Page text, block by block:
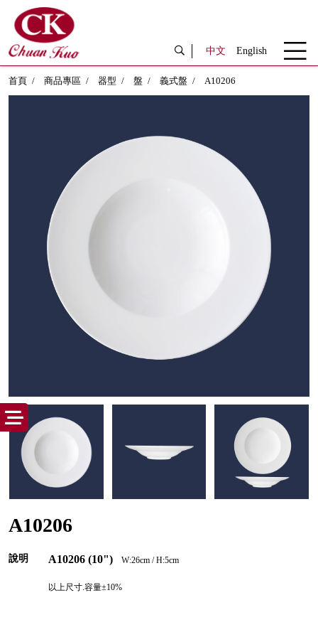
中文 English
首頁 商品專區 器型 盤 義式盤 A10206
A10206
說明 A10206 (10") W:26cm / H:5cm
以上尺寸.容量±10%